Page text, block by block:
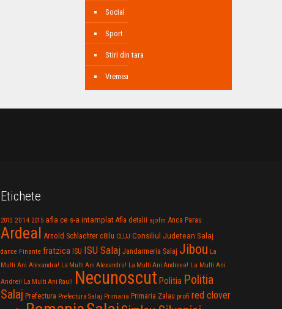
Social
Sport
Stiri din tara
Vremea
Etichete
2013 2014 2015 afla ce s-a intamplat Afla detalii ajofm Anca Parau
Ardeal Arnold Schlachter c8ilu CLUJ Consiliul Judetean Salaj
dance Finante fratzica ISU ISU Salaj Jandarmeria Salaj Jibou La
Multi Ani Alexandra! La Multi Ani Alexandru! La Multi Ani Andreea! La Multi Ani
Andrei! La Multi Ani Raul! Necunoscut Politia Politia
Salaj Prefectura Prefectura Salaj Primaria Primaria Zalau profi red clover